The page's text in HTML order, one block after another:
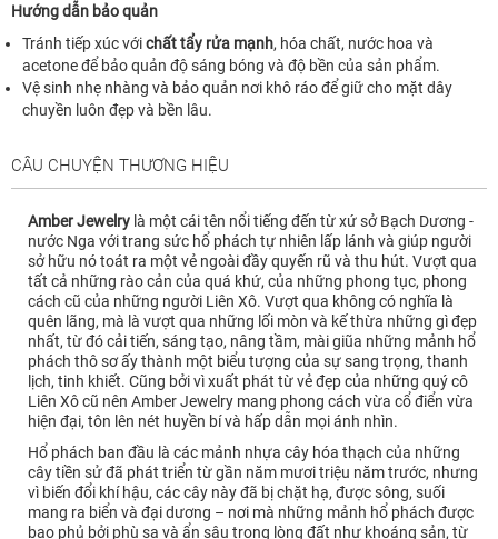
Hướng dẫn bảo quản
Tránh tiếp xúc vớichất tẩy rửa mạnh, hóa chất, nước hoa và
acetone để bảo quản độ sáng bóng và độ bền của sản phẩm.
Vệ sinh nhẹ nhàng và bảo quản nơi khô ráo để giữ cho mặt dây
chuyền luôn đẹp và bền lâu.
CÂU CHUYỆN THƯƠNG HIỆU
Amber Jewelry là một cái tên nổi tiếng đến từ xứ sở Bạch Dương -
nước Nga với trang sức hổ phách tự nhiên lấp lánh và giúp người
sở hữu nó toát ra một vẻ ngoài đầy quyến rũ và thu hút. Vượt qua
tất cả những rào cản của quá khứ, của những phong tục, phong
cách cũ của những người Liên Xô. Vượt qua không có nghĩa là
quên lãng, mà là vượt qua những lối mòn và kế thừa những gì đẹp
nhất, từ đó cải tiến, sáng tạo, nâng tầm, mài giũa những mảnh hổ
phách thô sơ ấy thành một biểu tượng của sự sang trọng, thanh
lịch, tinh khiết. Cũng bởi vì xuất phát từ vẻ đẹp của những quý cô
Liên Xô cũ nên Amber Jewelry mang phong cách vừa cổ điển vừa
hiện đại, tôn lên nét huyền bí và hấp dẫn mọi ánh nhìn.
Hổ phách ban đầu là các mảnh nhựa cây hóa thạch của những
cây tiền sử đã phát triển từ gần năm mươi triệu năm trước, nhưng
vì biến đổi khí hậu, các cây này đã bị chặt hạ, được sông, suối
mang ra biển và đại dương – nơi mà những mảnh hổ phách được
bao phủ bởi phù sa và ẩn sâu trong lòng đất như khoáng sản, từ